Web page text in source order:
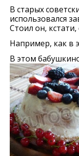
В старых
использовался
Стоил он,
Например, как в
В этом